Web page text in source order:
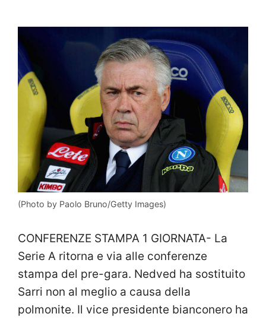
(Photo by Paolo Bruno/Getty Images)
CONFERENZE STAMPA 1 GIORNATA- La
Serie A ritorna e via alle conferenze
stampa del pre-gara. Nedved ha sostituito
Sarri non al meglio a causa della
polmonite. Il vice presidente bianconero ha